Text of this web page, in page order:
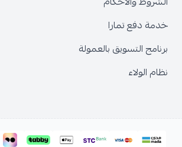
خدمة دفع تمارا
برنامج التسويق بالعمولة
نظام الولاء